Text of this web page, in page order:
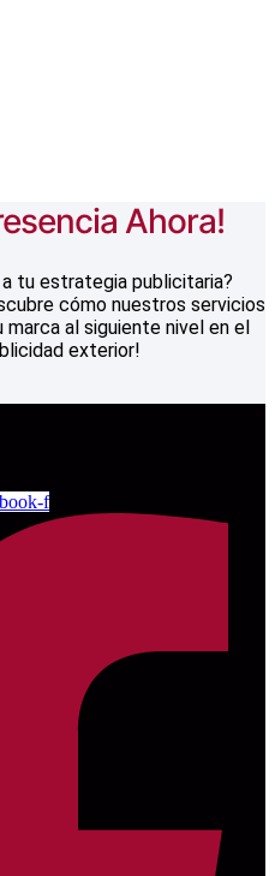
Ahora!
tu estrategia publicitaria?
cómo nuestros servicios
al siguiente nivel en el
exterior!
f